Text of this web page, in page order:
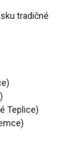
tradičné
Teplice)